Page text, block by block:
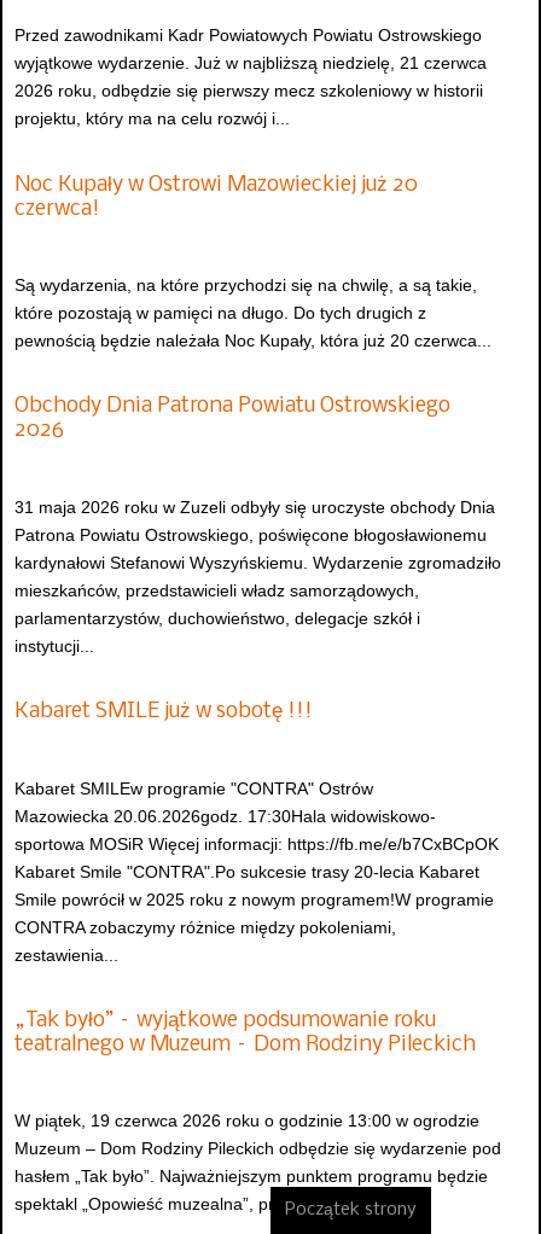
Przed zawodnikami Kadr Powiatowych Powiatu Ostrowskiego
wyjątkowe wydarzenie. Już w najbliższą niedzielę, 21 czerwca
2026 roku, odbędzie się pierwszy mecz szkoleniowy w historii
projektu, który ma na celu rozwój i...
Noc Kupały w Ostrowi Mazowieckiej już 20
czerwca!
Są wydarzenia, na które przychodzi się na chwilę, a są takie,
które pozostają w pamięci na długo. Do tych drugich z
pewnością będzie należała Noc Kupały, która już 20 czerwca...
Obchody Dnia Patrona Powiatu Ostrowskiego
2026
31 maja 2026 roku w Zuzeli odbyły się uroczyste obchody Dnia
Patrona Powiatu Ostrowskiego, poświęcone błogosławionemu
kardynałowi Stefanowi Wyszyńskiemu. Wydarzenie zgromadziło
mieszkańców, przedstawicieli władz samorządowych,
parlamentarzystów, duchowieństwo, delegacje szkół i
instytucji...
Kabaret SMILE już w sobotę !!!
Kabaret SMILEw programie "CONTRA" Ostrów
Mazowiecka 20.06.2026godz. 17:30Hala widowiskowo-
sportowa MOSiR Więcej informacji: https://fb.me/e/b7CxBCpOK
Kabaret Smile "CONTRA".Po sukcesie trasy 20-lecia Kabaret
Smile powrócił w 2025 roku z nowym programem!W programie
CONTRA zobaczymy różnice między pokoleniami,
zestawienia...
„Tak było” – wyjątkowe podsumowanie roku
teatralnego w Muzeum – Dom Rodziny Pileckich
W piątek, 19 czerwca 2026 roku o godzinie 13:00 w ogrodzie
Muzeum – Dom Rodziny Pileckich odbędzie się wydarzenie pod
hasłem „Tak było”. Najważniejszym punktem programu będzie
spektakl „Opowieść muzealna”, przygotowany...
Początek strony